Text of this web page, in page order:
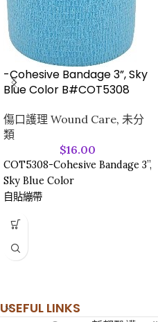
-Cohesive Bandage 3”, Sky
Blue Color B#COT5308
傷口護理 Wound Care, 未分
類
$16.00
COT5308-Cohesive Bandage 3”,
Sky Blue Color
自貼繃帶
USEFUL LINKS